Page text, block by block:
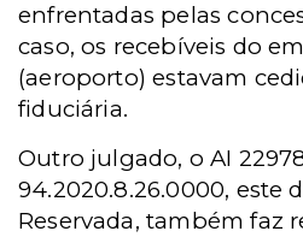
enfrentadas pelas
caso, os recebíveis do
(aeroporto) estavam
fiduciária.
Outro julgado, o AI
94.2020.8.26.0000, este
Reservada, também faz